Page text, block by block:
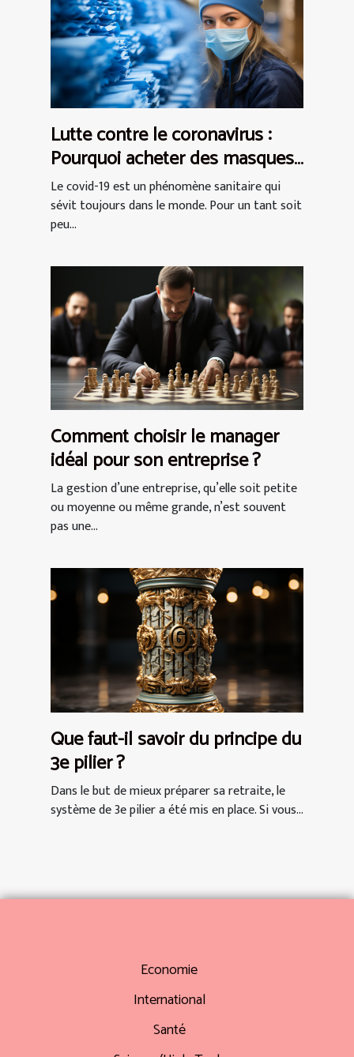
Lutte contre le coronavirus :
Pourquoi acheter des masques
de protection AFNOR ?
Le covid-19 est un phénomène sanitaire qui
sévit toujours dans le monde. Pour un tant soit
peu...
Comment choisir le manager
idéal pour son entreprise ?
La gestion d’une entreprise, qu’elle soit petite
ou moyenne ou même grande, n’est souvent
pas une...
Que faut-il savoir du principe du
3e pilier ?
Dans le but de mieux préparer sa retraite, le
système de 3e pilier a été mis en place. Si vous...
Economie
International
Santé